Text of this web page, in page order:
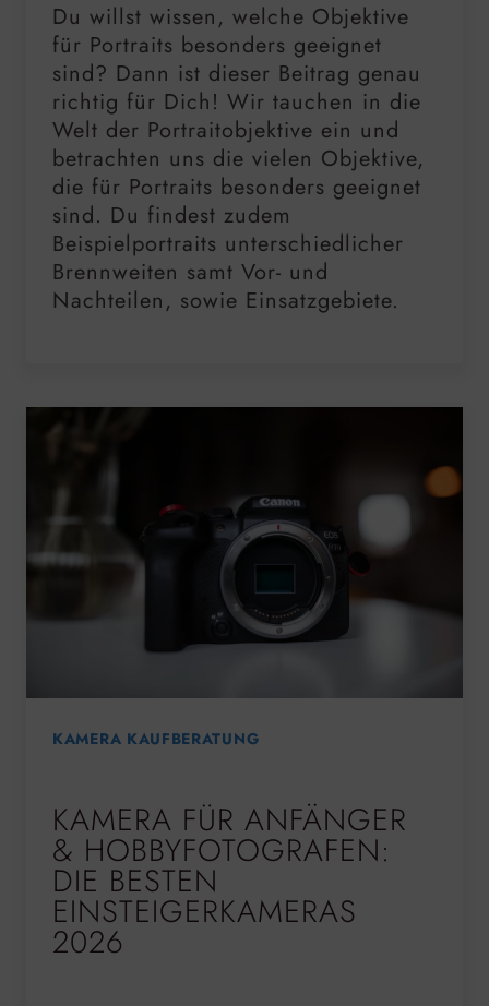
Du willst wissen, welche Objektive
für Portraits besonders geeignet
sind? Dann ist dieser Beitrag genau
richtig für Dich! Wir tauchen in die
Welt der Portraitobjektive ein und
betrachten uns die vielen Objektive,
die für Portraits besonders geeignet
sind. Du findest zudem
Beispielportraits unterschiedlicher
Brennweiten samt Vor- und
Nachteilen, sowie Einsatzgebiete.
KAMERA KAUFBERATUNG
KAMERA FÜR ANFÄNGER
& HOBBYFOTOGRAFEN:
DIE BESTEN
EINSTEIGERKAMERAS
2026